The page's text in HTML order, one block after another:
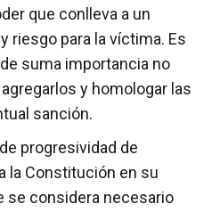
que conlleva a un
riesgo para la víctima. Es
suma importancia no
y homologar las
sanción.
progresividad de
la Constitución en su
se considera necesario